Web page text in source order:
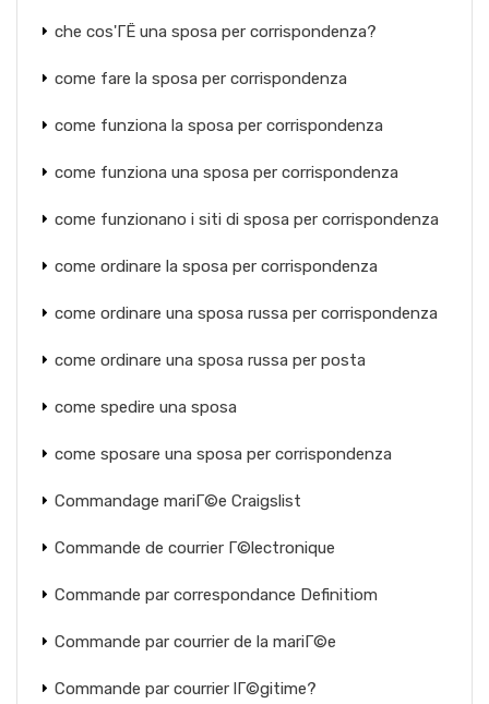
che cos'ГЁ una sposa per corrispondenza?
come fare la sposa per corrispondenza
come funziona la sposa per corrispondenza
come funziona una sposa per corrispondenza
come funzionano i siti di sposa per corrispondenza
come ordinare la sposa per corrispondenza
come ordinare una sposa russa per corrispondenza
come ordinare una sposa russa per posta
come spedire una sposa
come sposare una sposa per corrispondenza
Commandage mariГ©e Craigslist
Commande de courrier Г©lectronique
Commande par correspondance Definitiom
Commande par courrier de la mariГ©e
Commande par courrier lГ©gitime?